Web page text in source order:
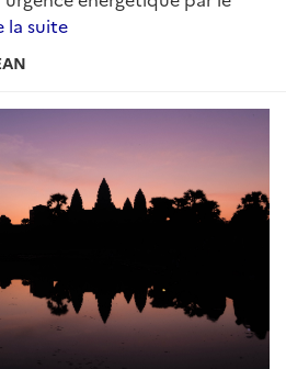
la suite